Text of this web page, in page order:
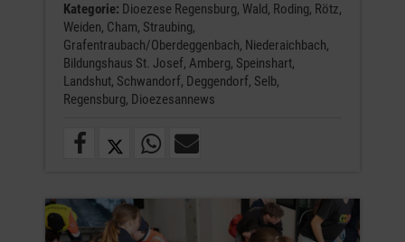
Kategorie: Dioezese Regensburg, Wald, Roding, Rötz,
Weiden, Cham, Straubing,
Grafentraubach/Oberdeggenbach, Niederaichbach,
Bildungshaus St. Josef, Amberg, Speinshart,
Landshut, Schwandorf, Deggendorf, Selb,
Regensburg, Dioezesannews